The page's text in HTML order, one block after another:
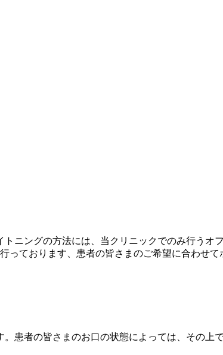
ニングの方法には、当クリニックでのみ行うオ
ております、患者の皆さまのご希望に合わせ
患者の皆さまのお口の状態によっては、その上